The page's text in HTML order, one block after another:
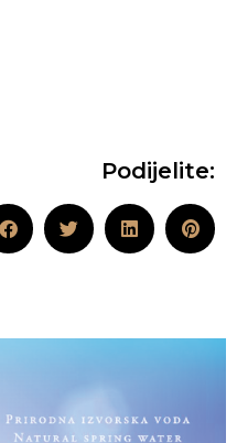
Podijelite: